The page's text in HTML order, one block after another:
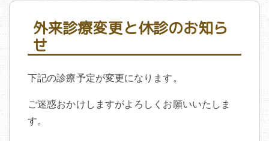
外来診療変更と休診のお知ら
せ
下記の診療予定が変更になります。
ご迷惑おかけしますがよろしくお願いいたしま
す。